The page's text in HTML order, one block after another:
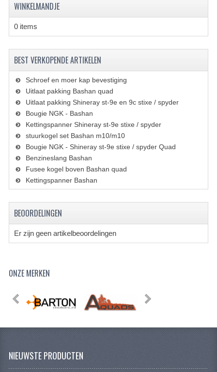
WINKELMANDJE
0 items
BEST VERKOPENDE ARTIKELEN
Schroef en moer kap bevestiging
Uitlaat pakking Bashan quad
Uitlaat pakking Shineray st-9e en 9c stixe / spyder
Bougie NGK - Bashan
Kettingspanner Shineray st-9e stixe / spyder
stuurkogel set Bashan m10/m10
Bougie NGK - Shineray st-9e stixe / spyder Quad
Benzineslang Bashan
Fusee kogel boven Bashan quad
Kettingspanner Bashan
BEOORDELINGEN
Er zijn geen artikelbeoordelingen
ONZE MERKEN
NIEUWSTE PRODUCTEN